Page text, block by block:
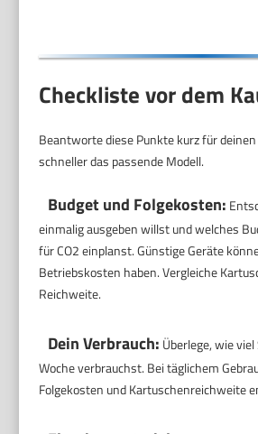
Checkliste vor dem
Beantworte diese Punkte kurz für
schneller das passende Modell.
Budget und Folgekosten:
einmalig ausgeben willst und welches
für CO2 einplanst. Günstige Geräte
Betriebskosten haben. Vergleiche
Reichweite.
Dein Verbrauch: Überlege, wie
Woche verbrauchst. Bei täglichem
Folgekosten und Kartuschenreichweite